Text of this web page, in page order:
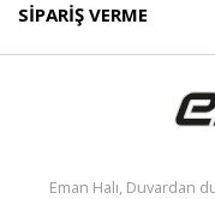
SIPARIŞ VERME
Eman Halı, Duvardan